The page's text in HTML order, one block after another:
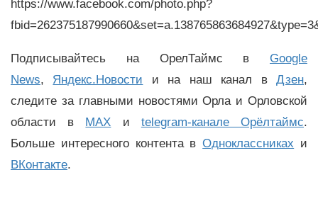
https://www.facebook.com/photo.php?
Подписывайтесь на ОрелТаймс в Google
News, Яндекс.Новости и на наш канал вДзен,
следите за главными новостями Орла и Орловской
области в MAX и telegram-канале Орёлтаймс.
Больше интересного контента вОдноклассниках и
ВКонтакте.